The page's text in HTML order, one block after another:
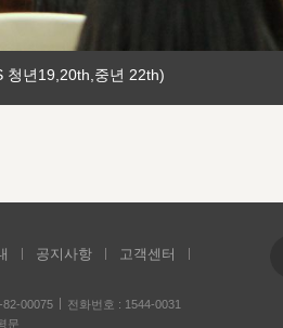
청년19,20th,중년 22th)
공지사항
고객센터
82-00075
전화번호 : 1544-0031
문